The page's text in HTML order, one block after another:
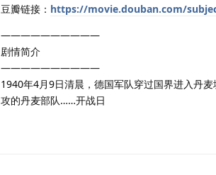
豆瓣链接： https://movie.douban.com/
——————————
剧情简介
——————————
1940年4月9日清晨，德国军队穿过国界进入丹
攻的丹麦部队……开战日